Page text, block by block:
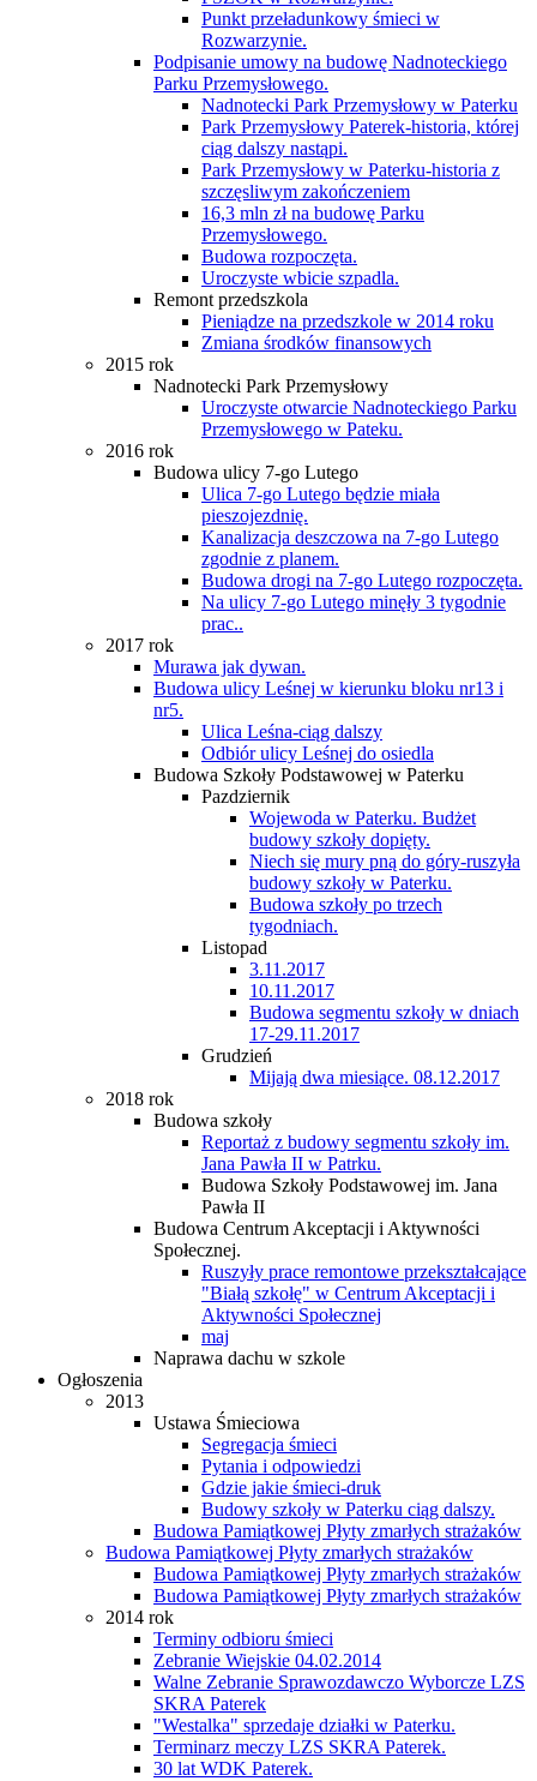
Punkt przeładunkowy śmieci w
Rozwarzynie.
Podpisanie umowy na budowę Nadnoteckiego
Parku Przemysłowego.
Nadnotecki Park Przemysłowy w Paterku
Park Przemysłowy Paterek-historia, której
ciąg dalszy nastąpi.
Park Przemysłowy w Paterku-historia z
szczęsliwym zakończeniem
16,3 mln zł na budowę Parku
Przemysłowego.
Budowa rozpoczęta.
Uroczyste wbicie szpadla.
Remont przedszkola
Pieniądze na przedszkole w 2014 roku
Zmiana środków finansowych
2015 rok
Nadnotecki Park Przemysłowy
Uroczyste otwarcie Nadnoteckiego Parku
Przemysłowego w Pateku.
2016 rok
Budowa ulicy 7-go Lutego
Ulica 7-go Lutego będzie miała
pieszojezdnię.
Kanalizacja deszczowa na 7-go Lutego
zgodnie z planem.
Budowa drogi na 7-go Lutego rozpoczęta.
Na ulicy 7-go Lutego minęły 3 tygodnie
prac..
2017 rok
Murawa jak dywan.
Budowa ulicy Leśnej w kierunku bloku nr13 i
nr5.
Ulica Leśna-ciąg dalszy
Odbiór ulicy Leśnej do osiedla
Budowa Szkoły Podstawowej w Paterku
Pazdziernik
Wojewoda w Paterku. Budżet
budowy szkoły dopięty.
Niech się mury pną do góry-ruszyła
budowy szkoły w Paterku.
Budowa szkoły po trzech
tygodniach.
Listopad
3.11.2017
10.11.2017
Budowa segmentu szkoły w dniach
17-29.11.2017
Grudzień
Mijają dwa miesiące. 08.12.2017
2018 rok
Budowa szkoły
Reportaż z budowy segmentu szkoły im.
Jana Pawła II w Patrku.
Budowa Szkoły Podstawowej im. Jana
Pawła II
Budowa Centrum Akceptacji i Aktywności
Społecznej.
Ruszyły prace remontowe przekształcające
"Białą szkołę" w Centrum Akceptacji i
Aktywności Społecznej
maj
Naprawa dachu w szkole
Ogłoszenia
2013
Ustawa Śmieciowa
Segregacja śmieci
Pytania i odpowiedzi
Gdzie jakie śmieci-druk
Budowy szkoły w Paterku ciąg dalszy.
Budowa Pamiątkowej Płyty zmarłych strażaków
Budowa Pamiątkowej Płyty zmarłych strażaków
Budowa Pamiątkowej Płyty zmarłych strażaków
Budowa Pamiątkowej Płyty zmarłych strażaków
2014 rok
Terminy odbioru śmieci
Zebranie Wiejskie 04.02.2014
Walne Zebranie Sprawozdawczo Wyborcze LZS
SKRA Paterek
"Westalka" sprzedaje działki w Paterku.
Terminarz meczy LZS SKRA Paterek.
30 lat WDK Paterek.